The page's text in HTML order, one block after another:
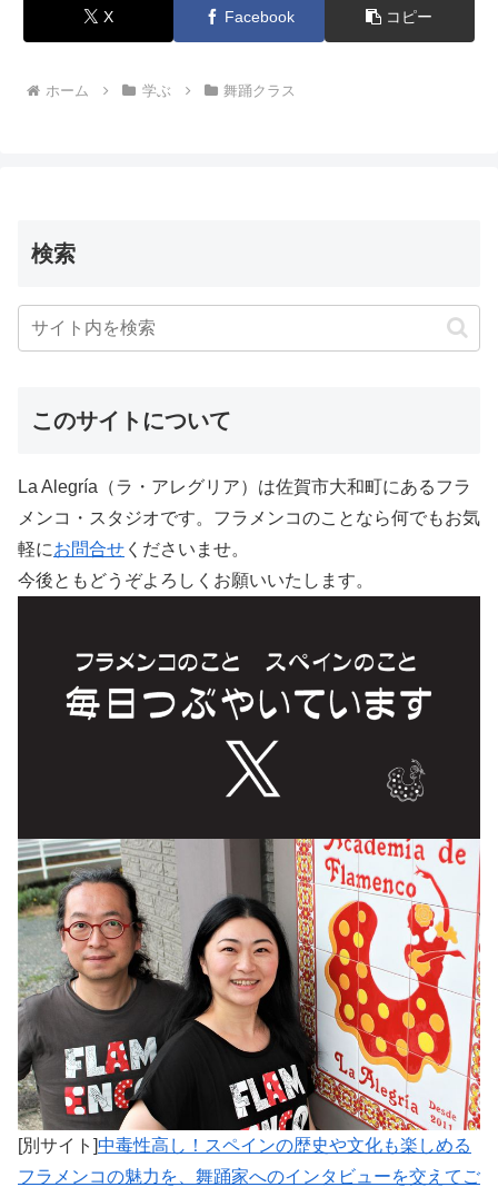
X Facebook コピー
ホーム 学ぶ 舞踊クラス
検索
このサイトについて
La Alegría（ラ・アレグリア）は佐賀市大和町にあるフラ
メンコ・スタジオです。フラメンコのことなら何でもお気
軽にお問合せ くださいませ。
今後ともどうぞよろしくお願いいたします。
[別サイト]中毒性高し！スペインの歴史や文化も楽しめる
フラメンコの魅力を、舞踊家へのインタビューを交えてご